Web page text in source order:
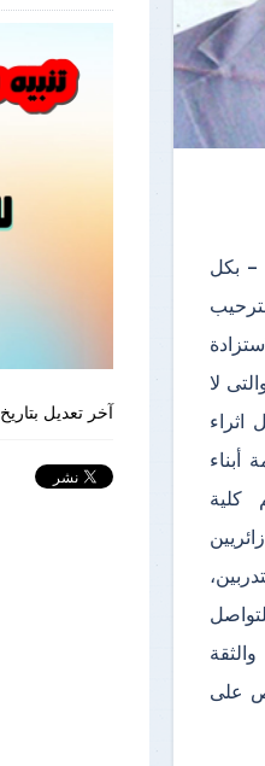
آخر تعديل بتاريخ
– بكل
لا
اثراء
أبناء
كلية
على